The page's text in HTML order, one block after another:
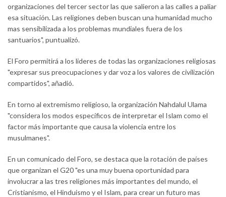
organizaciones del tercer sector las que salieron a las calles a paliar
esa situación. Las religiones deben buscan una humanidad mucho
mas sensibilizada a los problemas mundiales fuera de los
santuarios", puntualizó.
El Foro permitirá a los lideres de todas las organizaciones religiosas
"expresar sus preocupaciones y dar voz a los valores de civilización
compartidos", añadió.
En torno al extremismo religioso, la organización Nahdalul Ulama
"considera los modos específicos de interpretar el Islam como el
factor más importante que causa la violencia entre los
musulmanes".
En un comunicado del Foro, se destaca que la rotación de países
que organizan el G20 "es una muy buena oportunidad para
involucrar a las tres religiones más importantes del mundo, el
Cristianismo, el Hinduismo y el Islam, para crear un futuro mas